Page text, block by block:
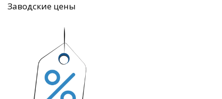
Заводские цены